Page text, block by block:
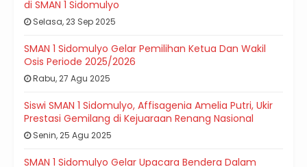
di SMAN 1 Sidomulyo
Selasa, 23 Sep 2025
SMAN 1 Sidomulyo Gelar Pemilihan Ketua Dan Wakil
Osis Periode 2025/2026
Rabu, 27 Agu 2025
Siswi SMAN 1 Sidomulyo, Affisagenia Amelia Putri, Ukir
Prestasi Gemilang di Kejuaraan Renang Nasional
Senin, 25 Agu 2025
SMAN 1 Sidomulyo Gelar Upacara Bendera Dalam